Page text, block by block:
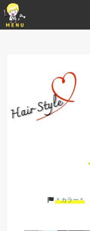
＊カラー＊